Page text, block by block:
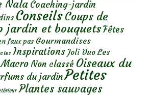
Nala Coaching-jardin
ConseilsCoups de
jardin et bouquetsFêtes
faux pas Gourmandises
Inspirations Joli Duo Les
Macro Non classé Oiseaux du
du jardinPetites
Plantes sauvages